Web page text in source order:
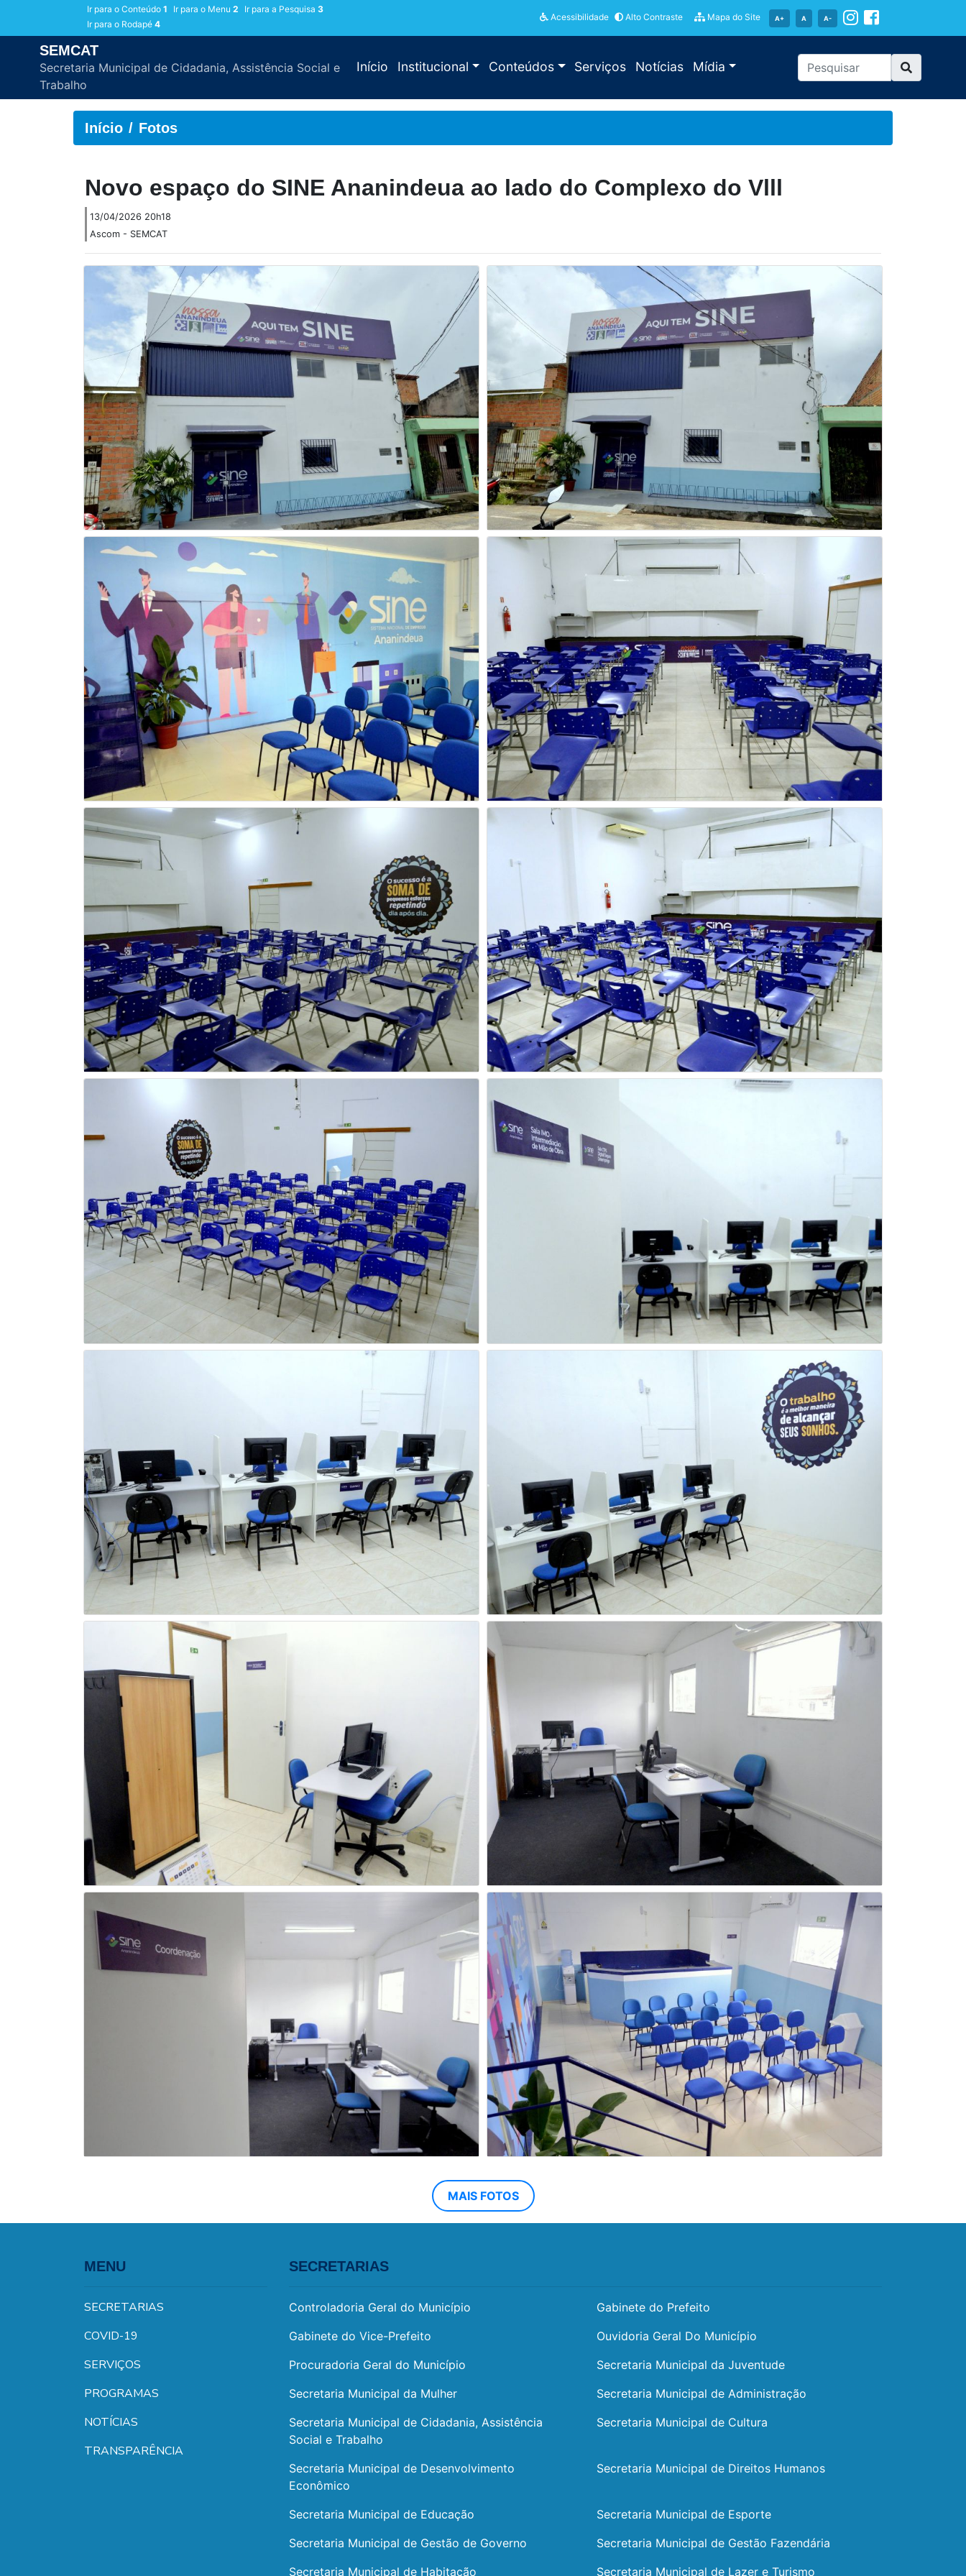
Ir para o Conteúdo 1 Ir para o Menu 2 Ir para a Pesquisa 3
Ir para o Rodapé 4
Acessibilidade Alto Contraste Mapa do Site A+ A A-
SEMCAT
Secretaria Municipal de Cidadania, Assistência Social e
Trabalho
Início Institucional Conteúdos Serviços Notícias Mídia
Início Fotos
Novo espaço do SINE Ananindeua ao lado do Complexo do Vlll
13/04/2026 20h18
Ascom - SEMCAT
MAIS FOTOS
MENU
SECRETARIAS
COVID-19
SERVIÇOS
PROGRAMAS
NOTÍCIAS
TRANSPARÊNCIA
SECRETARIAS
Controladoria Geral do Município
Gabinete do Prefeito
Gabinete do Vice-Prefeito
Ouvidoria Geral Do Município
Procuradoria Geral do Município
Secretaria Municipal da Juventude
Secretaria Municipal da Mulher
Secretaria Municipal de Administração
Secretaria Municipal de Cidadania, Assistência
Social e Trabalho
Secretaria Municipal de Cultura
Secretaria Municipal de Desenvolvimento
Econômico
Secretaria Municipal de Direitos Humanos
Secretaria Municipal de Educação
Secretaria Municipal de Esporte
Secretaria Municipal de Gestão de Governo
Secretaria Municipal de Gestão Fazendária
Secretaria Municipal de Habitação
Secretaria Municipal de Lazer e Turismo